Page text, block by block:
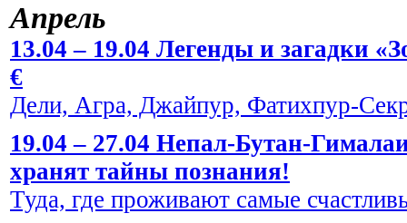
Апрель
13.04 – 19.04 Легенды и загадки
€
Дели, Агра, Джайпур, Фатихпур-
19.04 – 27.04 Непал-Бутан-
хранят тайны познания!
Туда, где проживают самые